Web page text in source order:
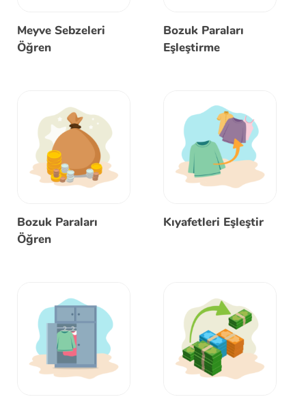
Meyve Sebzeleri
Öğren
Bozuk Paraları
Eşleştirme
Bozuk Paraları
Öğren
Kıyafetleri Eşleştir